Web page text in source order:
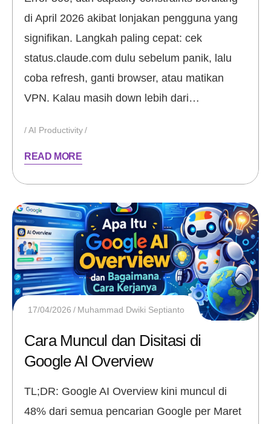
di April 2026 akibat lonjakan pengguna yang
signifikan. Langkah paling cepat: cek
status.claude.com dulu sebelum panik, lalu
coba refresh, ganti browser, atau matikan
VPN. Kalau masih down lebih dari…
AI Productivity
READ MORE
17/04/2026 Muhammad Dwiki Septianto
Cara Muncul dan Disitasi di
Google AI Overview
TL;DR: Google AI Overview kini muncul di
48% dari semua pencarian Google per Maret